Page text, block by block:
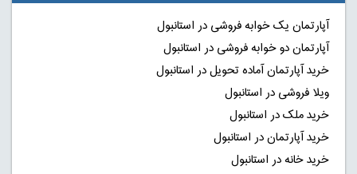
آپارتمان یک خوابه فروشی در استانبول
آپارتمان دو خوابه فروشی در استانبول
خرید آپارتمان آماده تحویل در استانبول
ویلا فروشی در استانبول
خرید ملک در استانبول
خرید آپارتمان در استانبول
خرید خانه در استانبول